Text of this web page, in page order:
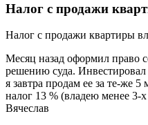
Налог с продажи
Налог с продажи квартиры
Месяц назад оформил право
решению суда.
я завтра продам ее за те-же
налог 13 % (владею менее 3-
Вячеслав